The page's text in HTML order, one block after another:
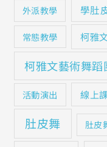
外派教學 學肚
常態教學 柯雅
柯雅文藝術舞蹈
活動演出 線上
肚皮舞 肚皮